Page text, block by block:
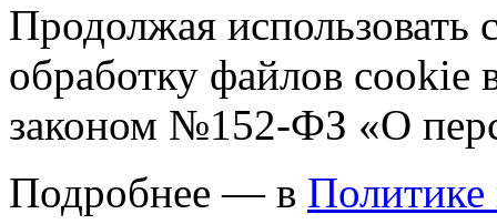
Продолжая использовать
обработку файлов cookie
законом №152-ФЗ «О
Подробнее — в Политике